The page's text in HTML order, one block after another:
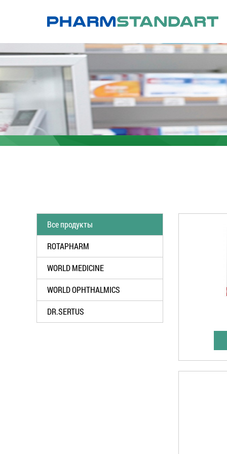
Все продукты
ROTAPHARM
WORLD MEDICINE
WORLD OPHTHALMICS
DR.SERTUS